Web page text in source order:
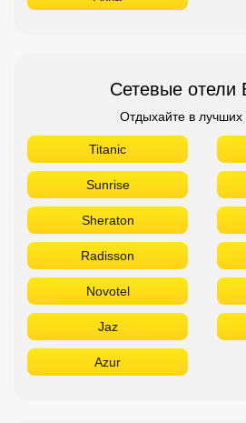
Novotel
Jaz
Azur
Сетевые
Отдыхайте в лучших